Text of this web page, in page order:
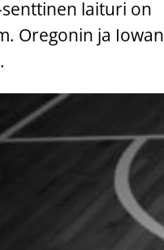
senttinen laituri on
Oregonin ja Iowan